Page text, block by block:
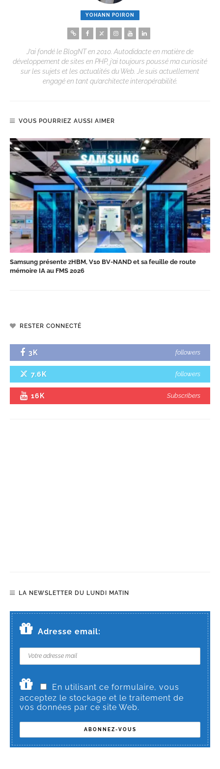
YOHANN POIRON
J’ai fondé le BlogNT en 2010. Autodidacte en matière de
développement de sites en PHP, j’ai toujours poussé ma curiosité
sur les sujets et les actualités du Web. Je suis actuellement
engagé en tant qu’architecte interopérabilité.
VOUS POURRIEZ AUSSI AIMER
Samsung présente zHBM, V10 BV-NAND et sa feuille de route
mémoire IA au FMS 2026
RESTER CONNECTÉ
3K followers
7.6K followers
16K Subscribers
LA NEWSLETTER DU LUNDI MATIN
Adresse email:
En utilisant ce formulaire, vous
acceptez le stockage et le traitement de
vos données par ce site Web.